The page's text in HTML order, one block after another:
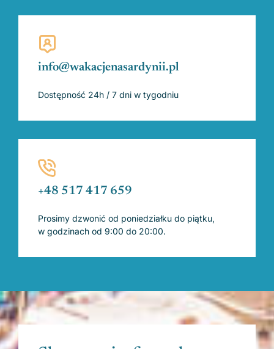
info@wakacjenasardynii.pl
Dostępność 24h / 7 dni w tygodniu
+48 517 417 659
Prosimy dzwonić od poniedziałku do piątku,
w godzinach od 9:00 do 20:00.